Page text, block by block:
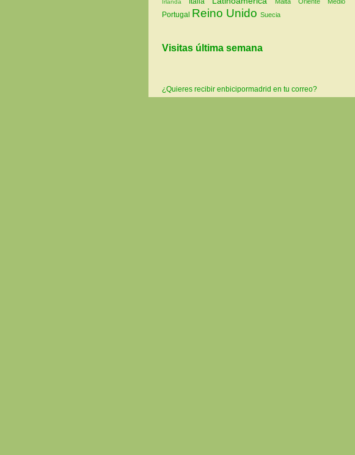
Irlanda
Portugal Reino Unido Suecia
Visitas última semana
¿Quieres recibir enbicipormadrid en tu correo?